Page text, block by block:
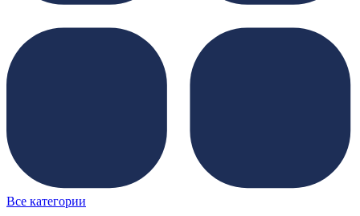
Все категории